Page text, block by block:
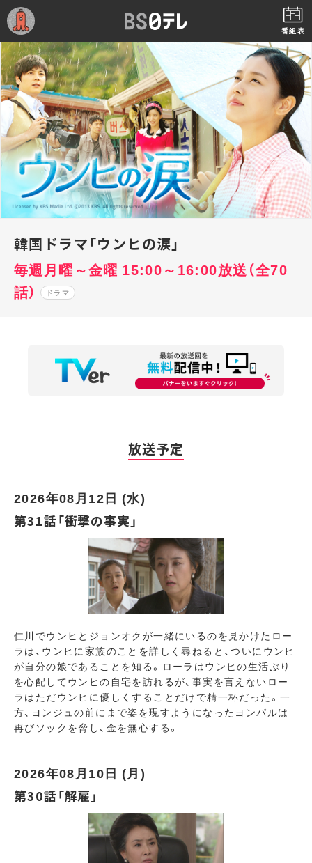
番組表
韓国ドラマ「ウンヒの涙」
毎週月曜～金曜 15:00～16:00放送（全70
話）
ドラマ
放送予定
2026年08月12日 (水)
第31話「衝撃の事実」
仁川でウンヒとジョンオクが一緒にいるのを見かけたロー
ラは、ウンヒに家族のことを詳しく尋ねると、ついにウンヒ
が自分の娘であることを知る。ローラはウンヒの生活ぶり
を心配してウンヒの自宅を訪れるが、事実を言えないロー
ラはただウンヒに優しくすることだけで精一杯だった。一
方、ヨンジュの前にまで姿を現すようになったヨンパルは
再びソックを脅し、金を無心する。
2026年08月10日 (月)
第30話「解雇」